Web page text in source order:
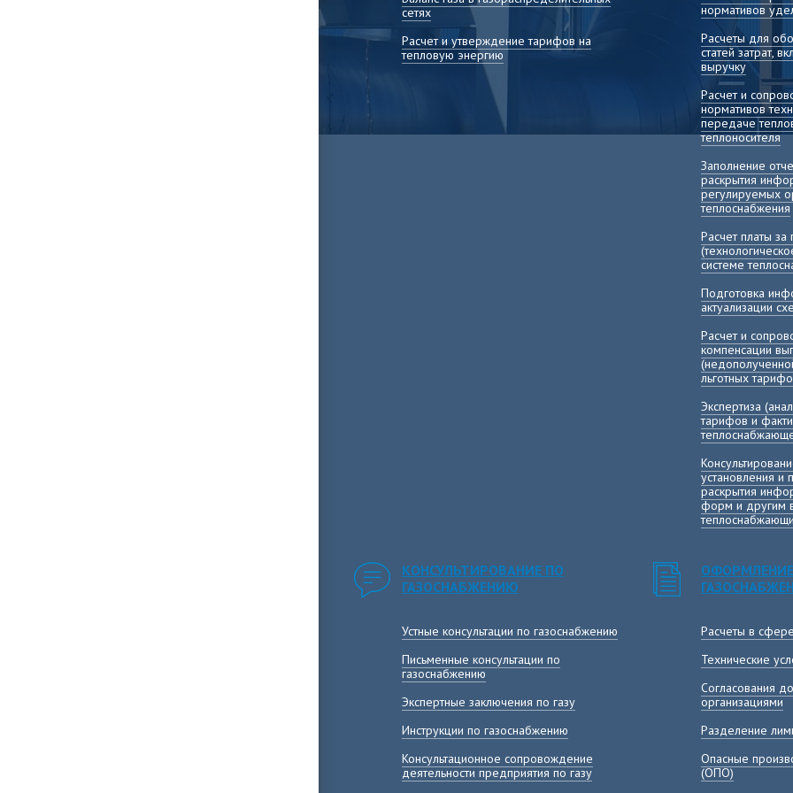
сетях
Расчет и утверждение тарифов на
тепловую энергию
нормативов
Расчеты для
статей затрат,
выручку
Расчет и
нормативов
передаче
теплоносителя
Заполнение
раскрытия
регулируемых
теплоснабжения
Расчет платы
системе
Подготовка
актуализации
Расчет и
компенсации
льготных
Экспертиза
тарифов и
установления и
раскрытия
форм и другим
КОНСУЛЬТИРОВАНИЕ ПО
ГАЗОСНАБЖЕНИЮ
Устные консультации по газоснабжению
Письменные консультации по
газоснабжению
Экспертные заключения по газу
Инструкции по газоснабжению
Консультационное сопровождение
деятельности предприятия по газу
Расчеты в
Технические
Согласования
организациями
Разделение
Опасные
(ОПО)